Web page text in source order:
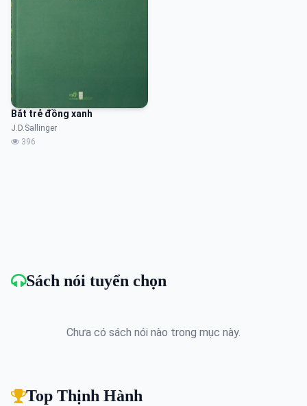
Bắt trẻ đồng xanh
J.D.Sallinger
396
Sách nói tuyển chọn
Chưa có sách nói nào trong mục này.
Top Thịnh Hành